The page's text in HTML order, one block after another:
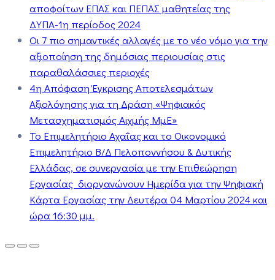
αποφοίτων ΕΠΑΣ και ΠΕΠΑΣ μαθητείας της
ΔΥΠΑ-1η περίοδος 2024
Οι 7 πιο σημαντικές αλλαγές με το νέο νόμο για την
αξιοποίηση της δημόσιας περιουσίας στις
παραθαλάσσιες περιοχές
4η Απόφαση Έγκρισης Αποτελεσμάτων
Αξιολόγησης για τη Δράση «Ψηφιακός
Μετασχηματισμός Αιχμής ΜμΕ»
Το Επιμελητήριο Αχαΐας και το Οικονομικό
Επιμελητήριο Β/Δ Πελοποννήσου & Δυτικής
Ελλάδας, σε συνεργασία με την Επιθεώρηση
Εργασίας διοργανώνουν Ημερίδα για την Ψηφιακή
Κάρτα Εργασίας την Δευτέρα 04 Μαρτίου 2024 και
ώρα 16:30 μμ.